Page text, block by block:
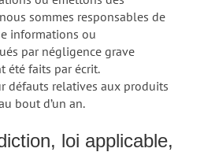
sommes responsables de
informations ou
par négligence grave
été faits par écrit.
défauts relatives aux produits
bout d’un an.
loi applicable,